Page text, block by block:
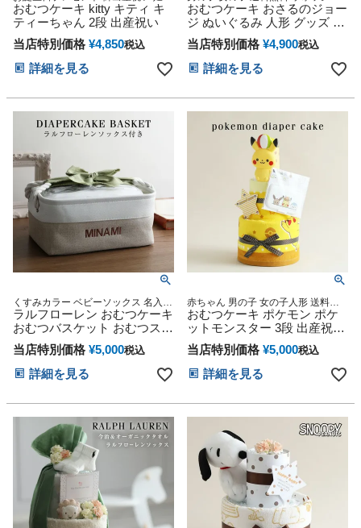
祝い サンリオ キャラクター 人気 可
愛い オシャレ 出産祝 メモリアル お
洒落 出産記念品のギフトセット
SANRIO
おむつケーキ kitty キティ キ
ティーちゃん 2段 出産祝い
当店特別価格 ¥4,850税込
詳細を見る
タオル カラフル イエロー インスタ
名入れ 名前入り 刺繍 ベビーシャワ
ー ダイパーケーキ 専門
おむつケーキ おさるのジョー
ジ ぬいぐるみ 人形 グッズ 出
産祝い 思い出 赤ちゃん 子供
出産 マタニティ マタニティ
フォト パパ ママ ベイビー お
父さん お母さん クリスマス
当店特別価格 ¥4,900税込
詳細を見る
くすみカラー ベビーソックス 名入れ
刺繍 御出産祝い 誕生日祝い
ラルフローレン おむつケーキ
おむつバスケット おむつスト
ッカー ボックス ギフトセッ
ト 出産祝い 赤ちゃん 男の子
女の子 POLO RALPH
LAUREN くすみカラー 思い
さん クリスマス ハロウィン
バレンタイン 七五三 初節句
子供の日 人気 端午の節句 ひ
な祭り
当店特別価格 ¥5,000税込
詳細を見る
赤ちゃん 男の子 女の子人形 送料無
料 刺繍 名入れ 名前入り バスタオル
ダイパーケーキ 専門
おむつケーキ ポケモン ポケ
ットモンスター 3段 出産祝い
身長計バスタオル モンポケ
monpoke ピカチュウ ゲンガ
ー 思い出 赤ちゃん 子供 出産
マタニティ ベイビー お父さ
初節句 子供の日 ギフトセッ
ト 人気 端午の節句 ひな祭り
当店特別価格 ¥5,000税込
詳細を見る